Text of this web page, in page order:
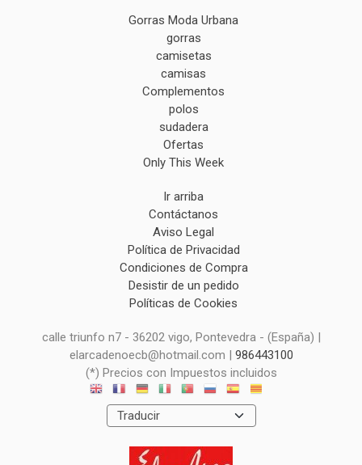
Gorras Moda Urbana
gorras
camisetas
camisas
Complementos
polos
sudadera
Ofertas
Only This Week
Ir arriba
Contáctanos
Aviso Legal
Política de Privacidad
Condiciones de Compra
Desistir de un pedido
Políticas de Cookies
calle triunfo n7 - 36202 vigo, Pontevedra - (España) |
elarcadenoecb@hotmail.com | 986443100
(*) Precios con Impuestos incluidos